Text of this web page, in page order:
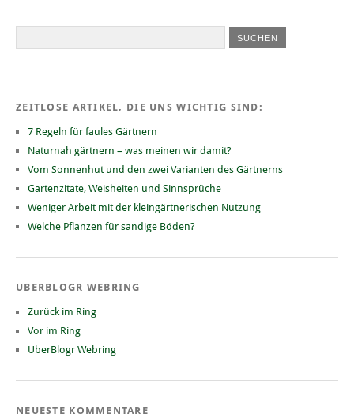
ZEITLOSE ARTIKEL, DIE UNS WICHTIG SIND:
7 Regeln für faules Gärtnern
Naturnah gärtnern – was meinen wir damit?
Vom Sonnenhut und den zwei Varianten des Gärtnerns
Gartenzitate, Weisheiten und Sinnsprüche
Weniger Arbeit mit der kleingärtnerischen Nutzung
Welche Pflanzen für sandige Böden?
UBERBLOGR WEBRING
Zurück im Ring
Vor im Ring
UberBlogr Webring
NEUESTE KOMMENTARE